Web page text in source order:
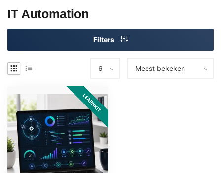
IT Automation
Filters
LEARNKIT